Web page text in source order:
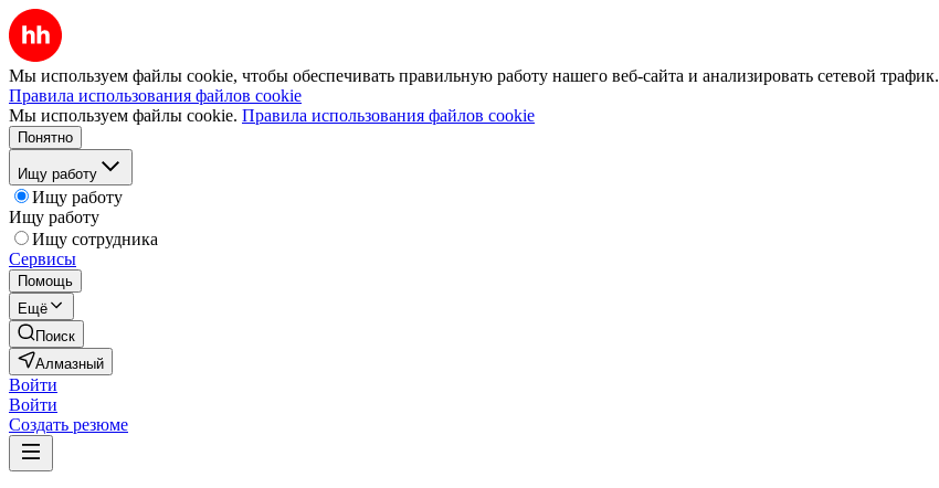
Мы используем файлы cookie, чтобы обеспечивать правильную работу нашего веб-сайта и анализировать сетевой трафик.
Правила использования файлов cookie
Мы используем файлы cookie. Правила использования файлов cookie
Понятно
Ищу работу
Ищу работу
Ищу работу
Ищу сотрудника
Сервисы
Помощь
Ещё
Поиск
Алмазный
Войти
Войти
Создать резюме